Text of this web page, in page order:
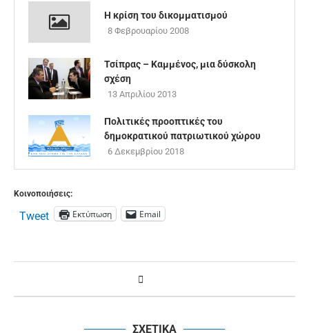
Η κρίση του δικομματισμού
8 Φεβρουαρίου 2008
Τσίπρας – Καμμένος, μια δύσκολη
σχέση
13 Απριλίου 2013
Πολιτικές προοπτικές του
δημοκρατικού πατριωτικού χώρου
6 Δεκεμβρίου 2018
Κοινοποιήσεις:
Tweet Εκτύπωση Email
ΣΧΕΤΙΚΑ